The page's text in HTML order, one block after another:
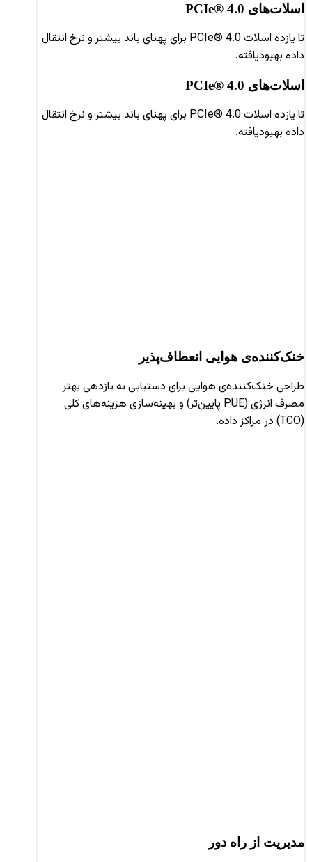
اسلات‌های PCIe® 4.0
تا یازده اسلات PCIe® 4.0 برای پهنای باند بیشتر و نرخ انتقال
داده بهبودیافته.
اسلات‌های PCIe® 4.0
تا یازده اسلات PCIe® 4.0 برای پهنای باند بیشتر و نرخ انتقال
داده بهبودیافته.
خنک‌کننده‌ی هوایی انعطاف‌پذیر
طراحی خنک‌کننده‌ی هوایی برای دستیابی به بازدهی بهتر
مصرف انرژی (PUE پایین‌تر) و بهینه‌سازی هزینه‌های کلی
(TCO) در مراکز داده.
مدیریت از راه دور